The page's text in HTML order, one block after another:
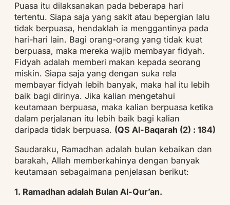
Puasa itu dilaksanakan pada beberapa hari
tertentu. Siapa saja yang sakit atau bepergian lalu
tidak berpuasa, hendaklah ia menggantinya pada
hari-hari lain. Bagi orang-orang yang tidak kuat
berpuasa, maka mereka wajib membayar fidyah.
Fidyah adalah memberi makan kepada seorang
miskin. Siapa saja yang dengan suka rela
membayar fidyah lebih banyak, maka hal itu lebih
baik bagi dirinya. Jika kalian mengetahui
keutamaan berpuasa, maka kalian berpuasa ketika
dalam perjalanan itu lebih baik bagi kalian
daripada tidak berpuasa. (QS Al-Baqarah (2) : 184)
Saudaraku, Ramadhan adalah bulan kebaikan dan
barakah, Allah memberkahinya dengan banyak
keutamaan sebagaimana penjelasan berikut:
1. Ramadhan adalah Bulan Al-Qur’an.